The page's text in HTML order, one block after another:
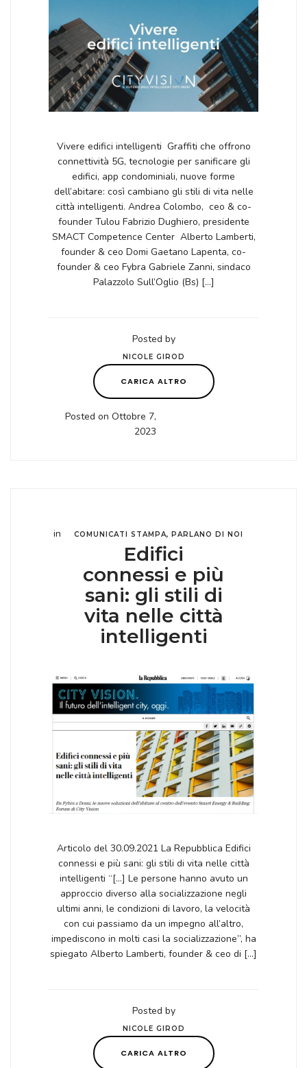
Vivere edifici intelligenti Graffiti che offrono
connettività 5G, tecnologie per sanificare gli
edifici, app condominiali, nuove forme
dell’abitare: così cambiano gli stili di vita nelle
città intelligenti. Andrea Colombo, ceo & co-
founder Tulou Fabrizio Dughiero, presidente
SMACT Competence Center Alberto Lamberti,
founder & ceo Domi Gaetano Lapenta, co-
founder & ceo Fybra Gabriele Zanni, sindaco
Palazzolo Sull’Oglio (Bs) […]
Posted by
NICOLE GIROD
CARICA ALTRO
Posted on Ottobre 7,
2023
in COMUNICATI STAMPA, PARLANO DI NOI
Edifici
connessi e più
sani: gli stili di
vita nelle città
intelligenti
Articolo del 30.09.2021 La Repubblica Edifici
connessi e più sani: gli stili di vita nelle città
intelligenti “[…] Le persone hanno avuto un
approccio diverso alla socializzazione negli
ultimi anni, le condizioni di lavoro, la velocità
con cui passiamo da un impegno all’altro,
impediscono in molti casi la socializzazione”, ha
spiegato Alberto Lamberti, founder & ceo di […]
Posted by
NICOLE GIROD
CARICA ALTRO